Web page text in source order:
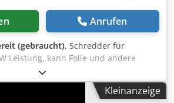
Anrufen
(gebraucht), Schredder für
Leistung, kann Folie und andere
Stücke zerkleinern. Der Schredder
einen Sanftanlaufkasten. Chjdpfjxf
Kleinanzeige